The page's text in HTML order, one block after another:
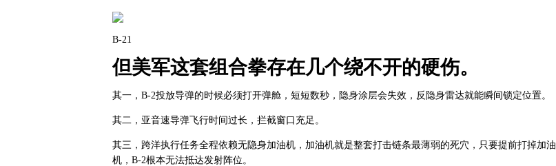
B-21
但美军这套组合拳存在几个绕不开的硬伤。
其一，B-2投放导弹的时候必须打开弹舱，短短数秒，隐身涂层会失效，反隐身雷达就能瞬间锁定位置。
其二，亚音速导弹飞行时间过长，拦截窗口充足。
其三，跨洋执行任务全程依赖无隐身加油机，加油机就是整套打击链条最薄弱的死穴，只要提前打掉加油
机，B-2根本无法抵达发射阵位。